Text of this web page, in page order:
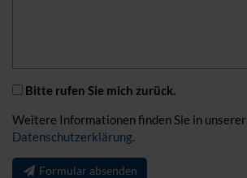
Bitte rufen Sie mich zurück.
Weitere Informationen finden Sie in unserer
Datenschutzerklärung.
Formular absenden